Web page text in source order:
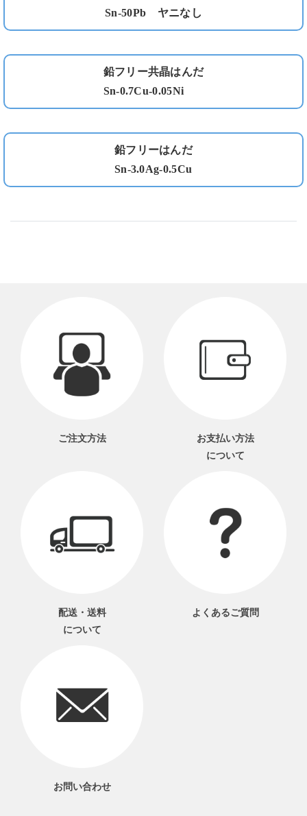
Sn-50Pb ヤニなし
鉛フリー共晶はんだ
Sn-0.7Cu-0.05Ni
鉛フリーはんだ
Sn-3.0Ag-0.5Cu
ご注文方法
お支払い方法
について
配送・送料
について
よくあるご質問
お問い合わせ